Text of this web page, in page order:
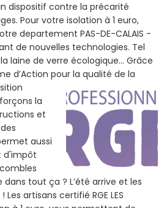
dispositif contre la précarité
Pour votre isolation à 1 euro,
departement PAS-DE-CALAIS -
de nouvelles technologies. Tel
laine de verre écologique... Grâce
d’Action pour la qualité de la
la
et
aussi
d'impôt
dans tout ça ? L’été arrive et les
artisans certifié RGE LES